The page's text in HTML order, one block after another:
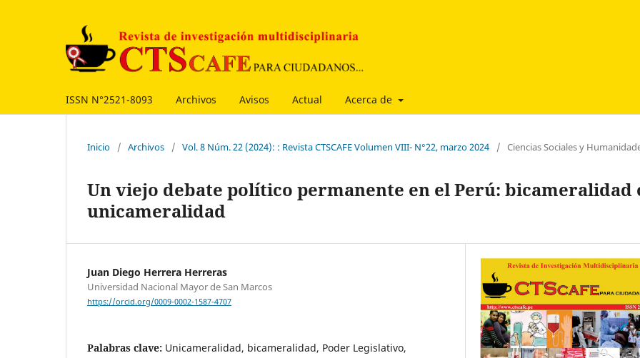
ISSN N°2521-8093 Archivos Avisos Actual Acerca de
Inicio / Archivos / Vol. 8 Núm. 22 (2024): : Revista CTSCAFE Volumen VIII- N°22, marzo 2024 / Ciencias Sociales y
Un viejo debate político permanente en el Perú: bicameralidad
unicameralidad
Juan Diego Herrera Herreras
Universidad Nacional Mayor de San Marcos
https://orcid.org/0009-0002-1587-4707
Palabras clave: Unicameralidad, bicameralidad, Poder Legislativo,